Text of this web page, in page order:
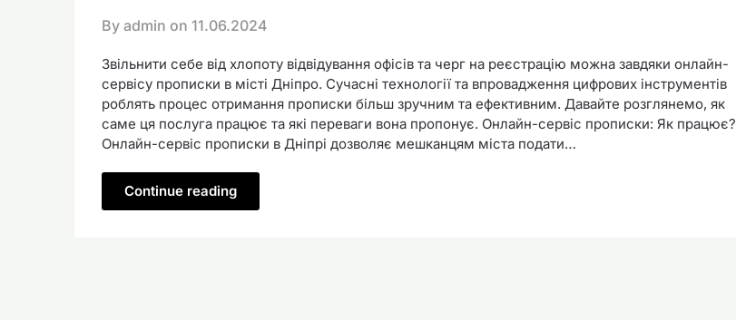
By admin on 11.06.2024
Звільнити себе від хлопоту відвідування офісів та черг на реєстрацію можна завдяки онлайн-
сервісу прописки в місті Дніпро. Сучасні технології та впровадження цифрових інструментів
роблять процес отримання прописки більш зручним та ефективним. Давайте розглянемо, як
саме ця послуга працює та які переваги вона пропонує. Онлайн-сервіс прописки: Як працює?
Онлайн-сервіс прописки в Дніпрі дозволяє мешканцям міста подати…
Continue reading